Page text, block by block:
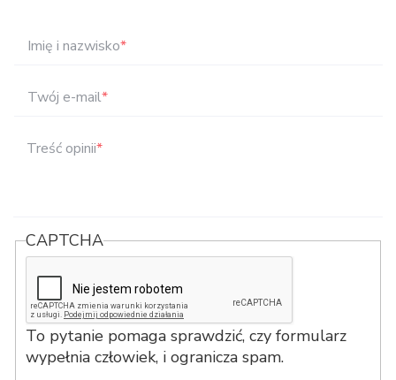
Imię i nazwisko*
Twój e-mail*
Treść opinii*
CAPTCHA
To pytanie pomaga sprawdzić, czy formularz
wypełnia człowiek, i ogranicza spam.